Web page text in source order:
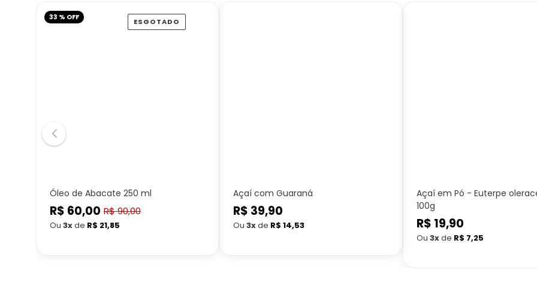
ESGOTADO
Óleo de Abacate 250 ml
Preço
promocional
R$ 60,00 Preço
normal
R$ 90,00
33 % OFF
Ou 3xde R$ 21,85
Açaí com Guaraná
Preço
normal
R$ 39,90
Ou 3xde R$ 14,53
Açaí em Pó - Euterpe
100g
Preço
normal
R$ 19,90
Ou 3xde R$ 7,25